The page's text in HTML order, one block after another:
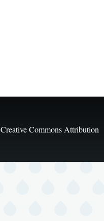
Creative Commons Attribution